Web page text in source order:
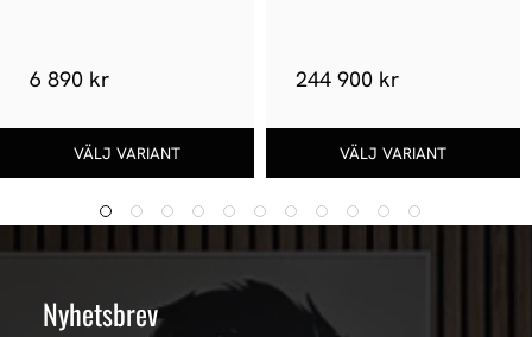
6 890 kr 244 900 kr
Nyhetsbrev